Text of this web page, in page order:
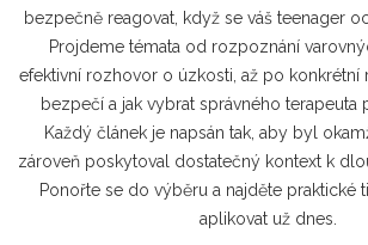
bezpečně reagovat, když se váš teenager
Projdeme témata od rozpoznání
efektivní rozhovor o úzkosti, až po konkrétní
bezpečí a jak vybrat správného terapeuta
Každý článek je napsán tak, aby byl
zároveň poskytoval dostatečný kontext k
Ponořte se do výběru a najděte praktické
aplikovat už dnes.